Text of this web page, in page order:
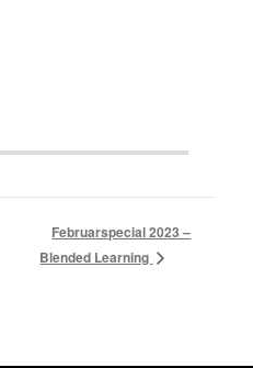
Februarspecial 2023 –
Blended Learning